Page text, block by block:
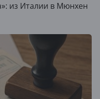
из Италии в Мюнхен